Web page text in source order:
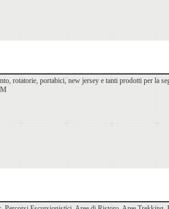
rotatorie, portabici, new jersey e tanti prodotti per la